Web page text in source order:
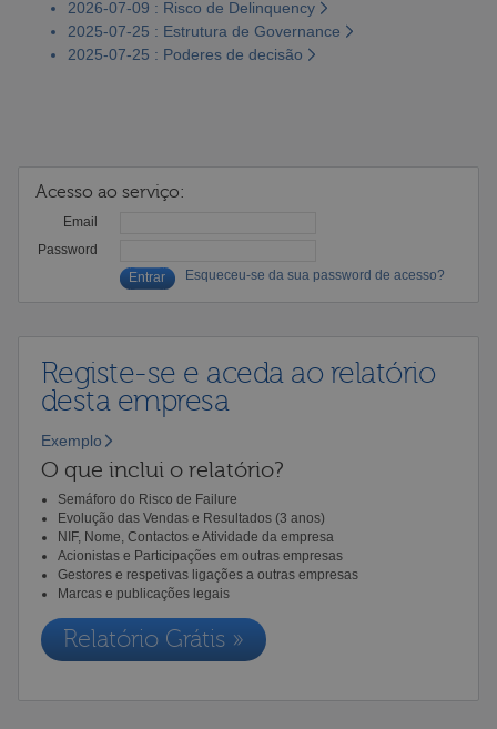
2026-07-09 : Risco de Delinquency
2025-07-25 : Estrutura de Governance
2025-07-25 : Poderes de decisão
Acesso ao serviço:
Email
Password
Esqueceu-se da sua password de acesso?
Registe-se e aceda ao relatório
desta empresa
Exemplo
O que inclui o relatório?
Semáforo do Risco de Failure
Evolução das Vendas e Resultados (3 anos)
NIF, Nome, Contactos e Atividade da empresa
Acionistas e Participações em outras empresas
Gestores e respetivas ligações a outras empresas
Marcas e publicações legais
Relatório Grátis »